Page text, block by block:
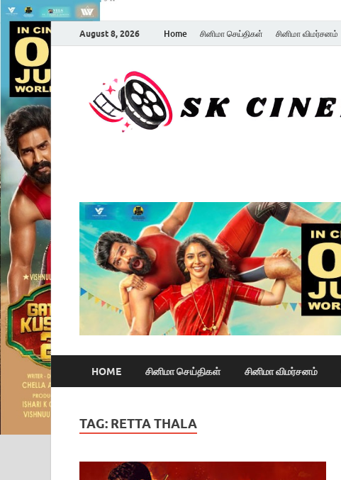
August 8, 2026 Home சினிமா செய்திகள் சினிமா விமர்சனம்
HOME சினிமா செய்திகள் சினிமா விமர்சனம்
TAG: RETTA THALA